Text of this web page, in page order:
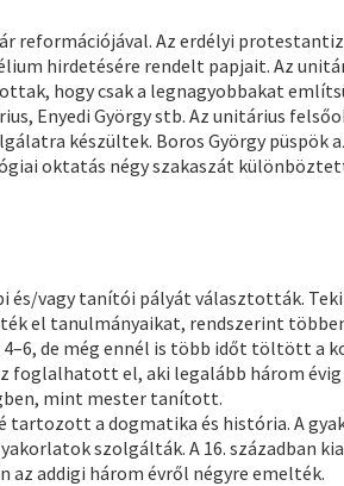
reformációjával. Az erdélyi
hirdetésére rendelt papjait. Az
hogy csak a legnagyobbakat
Enyedi György stb. Az unitárius
készültek. Boros György püspök
oktatás négy szakaszát
és/vagy tanítói pályát választották.
el tanulmányaikat, rendszerint
de még ennél is több időt töltött a
foglalhatott el, aki legalább három
mint mester tanított.
a dogmatika és história. A
szolgálták. A 16. században
az addigi három évről négyre emelték.